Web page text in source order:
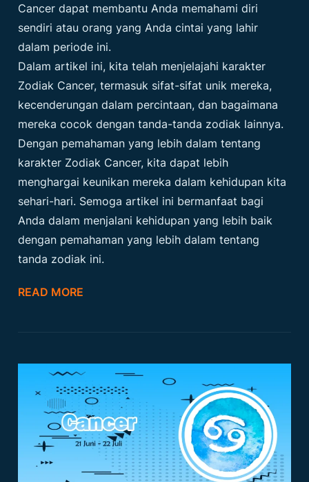
Cancer dapat membantu Anda memahami diri
sendiri atau orang yang Anda cintai yang lahir
dalam periode ini.
Dalam artikel ini, kita telah menjelajahi karakter
Zodiak Cancer, termasuk sifat-sifat unik mereka,
kecenderungan dalam percintaan, dan bagaimana
mereka cocok dengan tanda-tanda zodiak lainnya.
Dengan pemahaman yang lebih dalam tentang
karakter Zodiak Cancer, kita dapat lebih
menghargai keunikan mereka dalam kehidupan kita
sehari-hari. Semoga artikel ini bermanfaat bagi
Anda dalam menjalani kehidupan yang lebih baik
dengan pemahaman yang lebih dalam tentang
tanda zodiak ini.
READ MORE